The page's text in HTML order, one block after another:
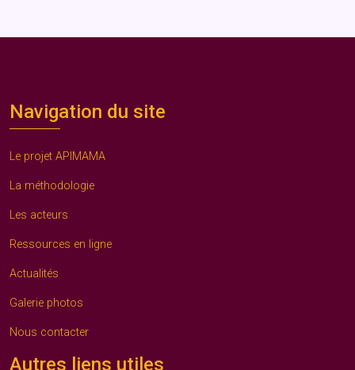
Navigation du site
Le projet APIMAMA
La méthodologie
Les acteurs
Ressources en ligne
Actualités
Galerie photos
Nous contacter
Autres liens utiles